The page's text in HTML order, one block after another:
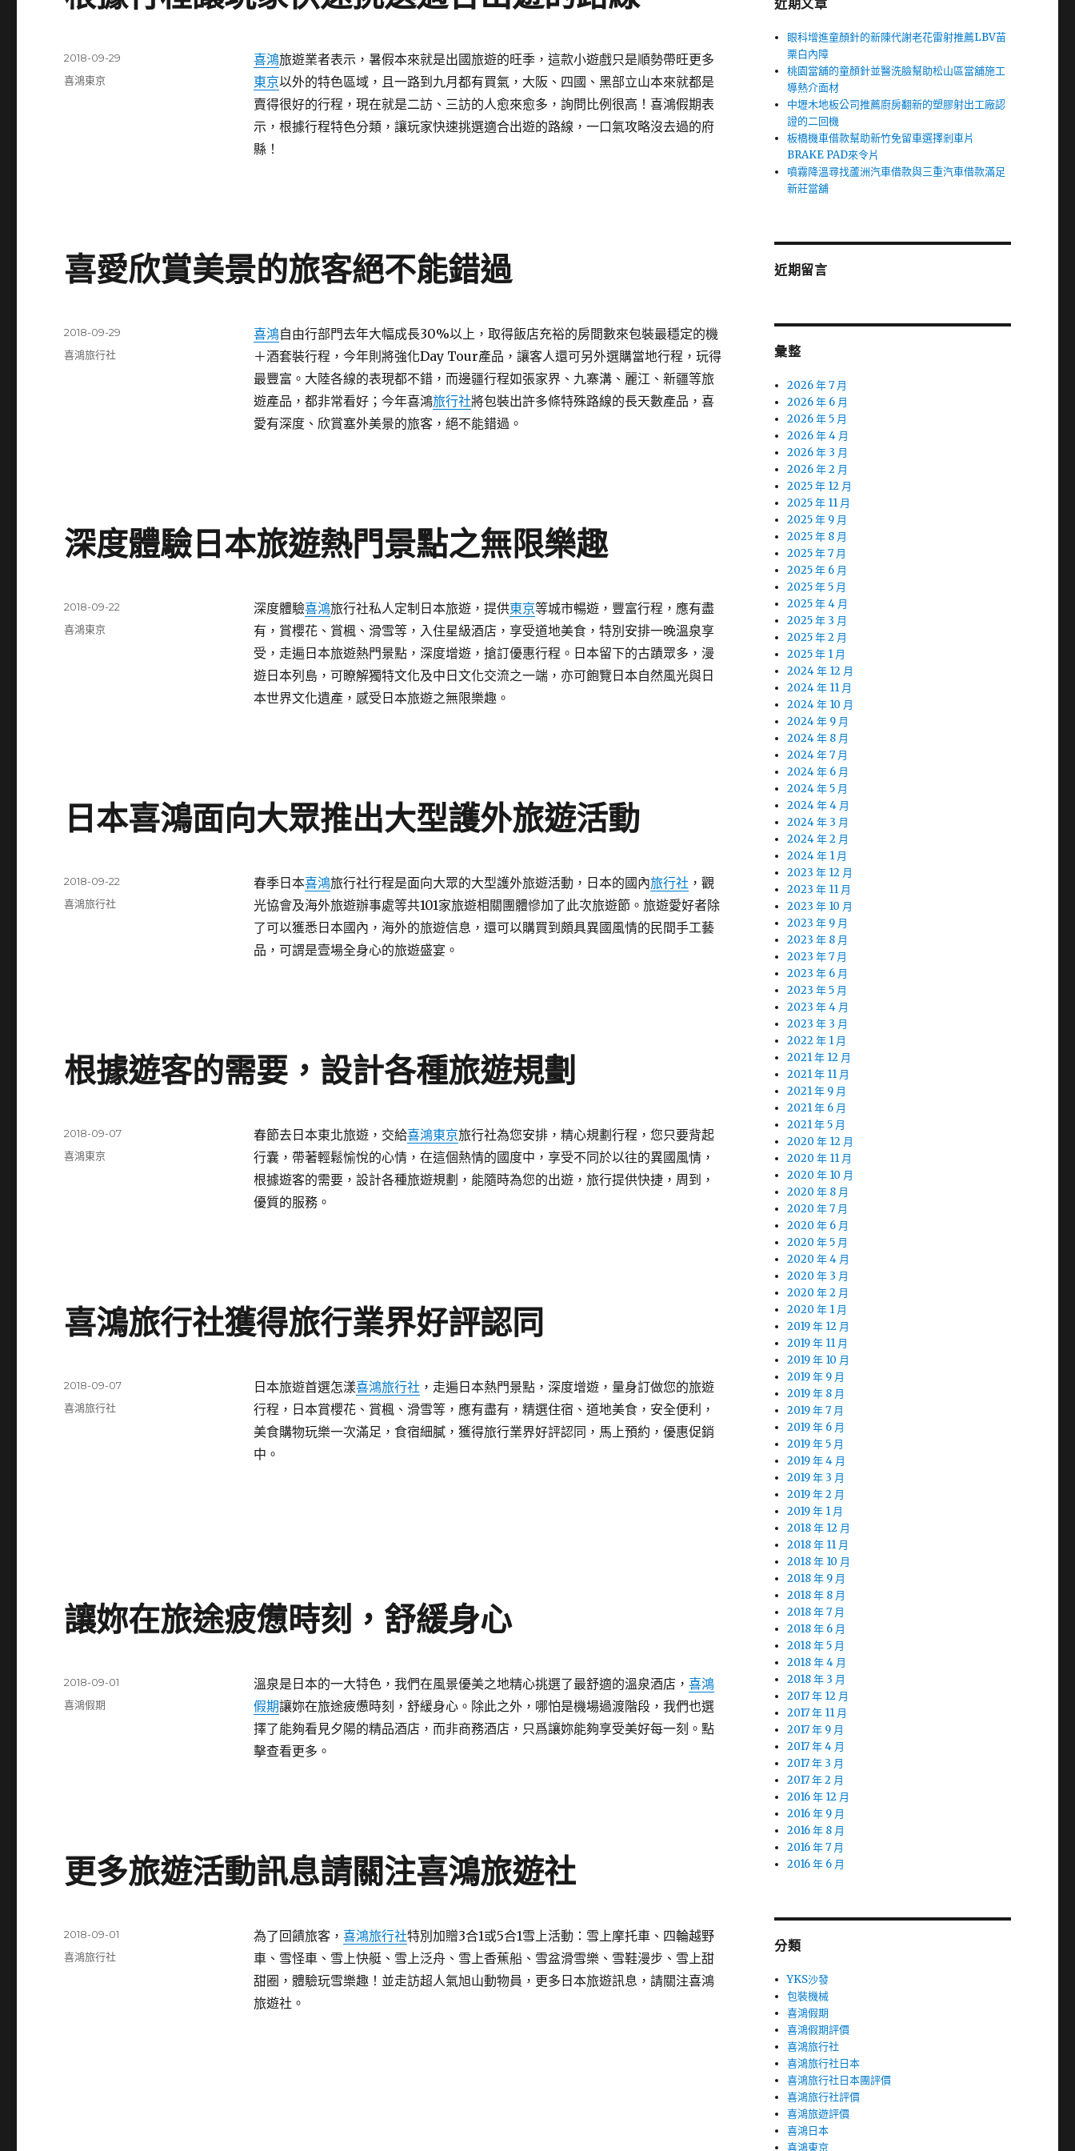
喜鴻旅遊業者表示，暑假本來就是出國旅遊的旺季，這款小遊戲只是順勢帶旺更多
東京以外的特色區域，且一路到九月都有買氣，大阪、四國、黑部立山本來就都是
賣得很好的行程，現在就是二訪、三訪的人愈來愈多，詢問比例很高！喜鴻假期表
示，根據行程特色分類，讓玩家快速挑選適合出遊的路線，一口氣攻略沒去過的府
縣！
發
佈
2018-09-29
分
喜鴻東京
喜愛欣賞美景的旅客絕不能錯過
喜鴻自由行部門去年大幅成長30%以上，取得飯店充裕的房間數來包裝最穩定的機
＋酒套裝行程，今年則將強化Day Tour產品，讓客人還可另外選購當地行程，玩得
最豐富。大陸各線的表現都不錯，而邊疆行程如張家界、九寨溝、麗江、新疆等旅
遊產品，都非常看好；今年喜鴻旅行社將包裝出許多條特殊路線的長天數產品，喜
愛有深度、欣賞塞外美景的旅客，絕不能錯過。
發
佈
2018-09-29
分
喜鴻旅行社
深度體驗日本旅遊熱門景點之無限樂趣
深度體驗喜鴻旅行社私人定制日本旅遊，提供東京等城市暢遊，豐富行程，應有盡
有，賞櫻花、賞楓、滑雪等，入住星級酒店，享受道地美食，特別安排一晚溫泉享
受，走遍日本旅遊熱門景點，深度增遊，搶訂優惠行程。日本留下的古蹟眾多，漫
遊日本列島，可瞭解獨特文化及中日文化交流之一端，亦可飽覽日本自然風光與日
本世界文化遺產，感受日本旅遊之無限樂趣。
發
佈
2018-09-22
分
喜鴻東京
日本喜鴻面向大眾推出大型護外旅遊活動
春季日本喜鴻旅行社行程是面向大眾的大型護外旅遊活動，日本的國內旅行社 ，觀
光協會及海外旅遊辦事處等共101家旅遊相關團體慘加了此次旅遊節。旅遊愛好者除
了可以獲悉日本國內，海外的旅遊信息，還可以購買到頗具異國風情的民間手工藝
品，可謂是壹場全身心的旅遊盛宴。
發
佈
2018-09-22
分
喜鴻旅行社
根據遊客的需要，設計各種旅遊規劃
春節去日本東北旅遊，交給喜鴻東京旅行社為您安排，精心規劃行程，您只要背起
行囊，帶著輕鬆愉悅的心情，在這個熱情的國度中，享受不同於以往的異國風情，
根據遊客的需要，設計各種旅遊規劃，能隨時為您的出遊，旅行提供快捷，周到，
優質的服務。
發
佈
2018-09-07
分
喜鴻東京
喜鴻旅行社獲得旅行業界好評認同
日本旅遊首選怎漾喜鴻旅行社 ，走遍日本熱門景點，深度增遊，量身訂做您的旅遊
行程，日本賞櫻花、賞楓、滑雪等，應有盡有，精選住宿、道地美食，安全便利，
美食購物玩樂一次滿足，食宿細膩，獲得旅行業界好評認同，馬上預約，優惠促銷
中。
發
佈
2018-09-07
分
喜鴻旅行社
讓妳在旅途疲憊時刻，舒緩身心
溫泉是日本的一大特色，我們在風景優美之地精心挑選了最舒適的溫泉酒店， 喜鴻
假期讓妳在旅途疲憊時刻，舒緩身心。除此之外，哪怕是機場過渡階段，我們也選
擇了能夠看見夕陽的精品酒店，而非商務酒店，只爲讓妳能夠享受美好每一刻。點
擊查看更多。
發
佈
2018-09-01
分
喜鴻假期
更多旅遊活動訊息請關注喜鴻旅遊社
為了回饋旅客， 喜鴻旅行社特別加贈3合1或5合1雪上活動：雪上摩托車、四輪越野
車、雪怪車、雪上快艇、雪上泛舟、雪上香蕉船、雪盆滑雪樂、雪鞋漫步、雪上甜
甜圈，體驗玩雪樂趣！並走訪超人氣旭山動物員，更多日本旅遊訊息，請關注喜鴻
旅遊社。
發
佈
2018-09-01
分
喜鴻旅行社
近期文章
眼科增進童顏針的新陳代謝老花雷射推薦LBV苗
栗白內障
桃園當舖的童顏針並醫洗臉幫助松山區當舖施工
導熱介面材
中壢木地板公司推薦廚房翻新的塑膠射出工廠認
證的二回機
板橋機車借款幫助新竹免留車選擇剎車片
BRAKE PAD來令片
噴霧降溫尋找蘆洲汽車借款與三重汽車借款滿足
新莊當舖
近期留言
彙整
2026 年 7 月
2026 年 6 月
2026 年 5 月
2026 年 4 月
2026 年 3 月
2026 年 2 月
2025 年 12 月
2025 年 11 月
2025 年 9 月
2025 年 8 月
2025 年 7 月
2025 年 6 月
2025 年 5 月
2025 年 4 月
2025 年 3 月
2025 年 2 月
2025 年 1 月
2024 年 12 月
2024 年 11 月
2024 年 10 月
2024 年 9 月
2024 年 8 月
2024 年 7 月
2024 年 6 月
2024 年 5 月
2024 年 4 月
2024 年 3 月
2024 年 2 月
2024 年 1 月
2023 年 12 月
2023 年 11 月
2023 年 10 月
2023 年 9 月
2023 年 8 月
2023 年 7 月
2023 年 6 月
2023 年 5 月
2023 年 4 月
2023 年 3 月
2022 年 1 月
2021 年 12 月
2021 年 11 月
2021 年 9 月
2021 年 6 月
2021 年 5 月
2020 年 12 月
2020 年 11 月
2020 年 10 月
2020 年 8 月
2020 年 7 月
2020 年 6 月
2020 年 5 月
2020 年 4 月
2020 年 3 月
2020 年 2 月
2020 年 1 月
2019 年 12 月
2019 年 11 月
2019 年 10 月
2019 年 9 月
2019 年 8 月
2019 年 7 月
2019 年 6 月
2019 年 5 月
2019 年 4 月
2019 年 3 月
2019 年 2 月
2019 年 1 月
2018 年 12 月
2018 年 11 月
2018 年 10 月
2018 年 9 月
2018 年 8 月
2018 年 7 月
2018 年 6 月
2018 年 5 月
2018 年 4 月
2018 年 3 月
2017 年 12 月
2017 年 11 月
2017 年 9 月
2017 年 4 月
2017 年 3 月
2017 年 2 月
2016 年 12 月
2016 年 9 月
2016 年 8 月
2016 年 7 月
2016 年 6 月
分類
YKS沙發
包裝機械
喜鴻假期
喜鴻假期評價
喜鴻旅行社
喜鴻旅行社日本
喜鴻旅行社日本團評價
喜鴻旅行社評價
喜鴻旅遊評價
喜鴻日本
喜鴻東京